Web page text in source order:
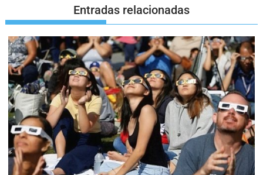
Entradas relacionadas